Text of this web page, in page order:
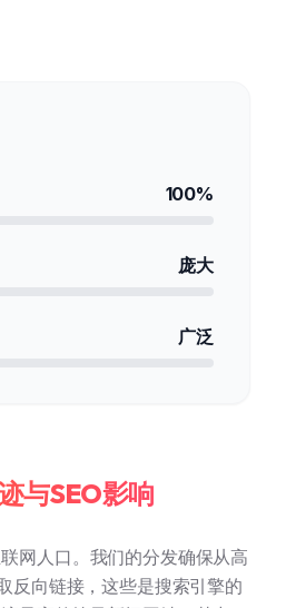
100%
庞大
广泛
与SEO影响
网人口。我们的分发确保从高
反向链接，这些是搜索引擎的